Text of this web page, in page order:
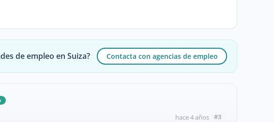
de empleo en Suiza? Contacta con agencias de empleo
hace 4 años #3